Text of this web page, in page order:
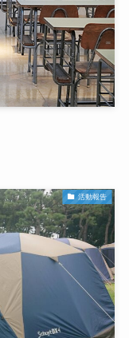
活動報告